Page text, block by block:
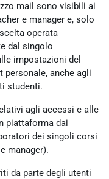
mail sono visibili ai
e manager e, solo
operata
dal singolo
impostazioni del
personale, anche agli
studenti.
agli accessi e alle
piattaforma dai
dei singoli corsi
manager).
da parte degli utenti